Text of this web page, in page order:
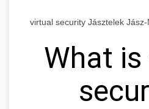
virtual security Jásztelek
What